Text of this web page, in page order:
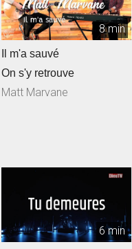
8 min
Il m'a sauvé
On s'y retrouve
Matt Marvane
6 min